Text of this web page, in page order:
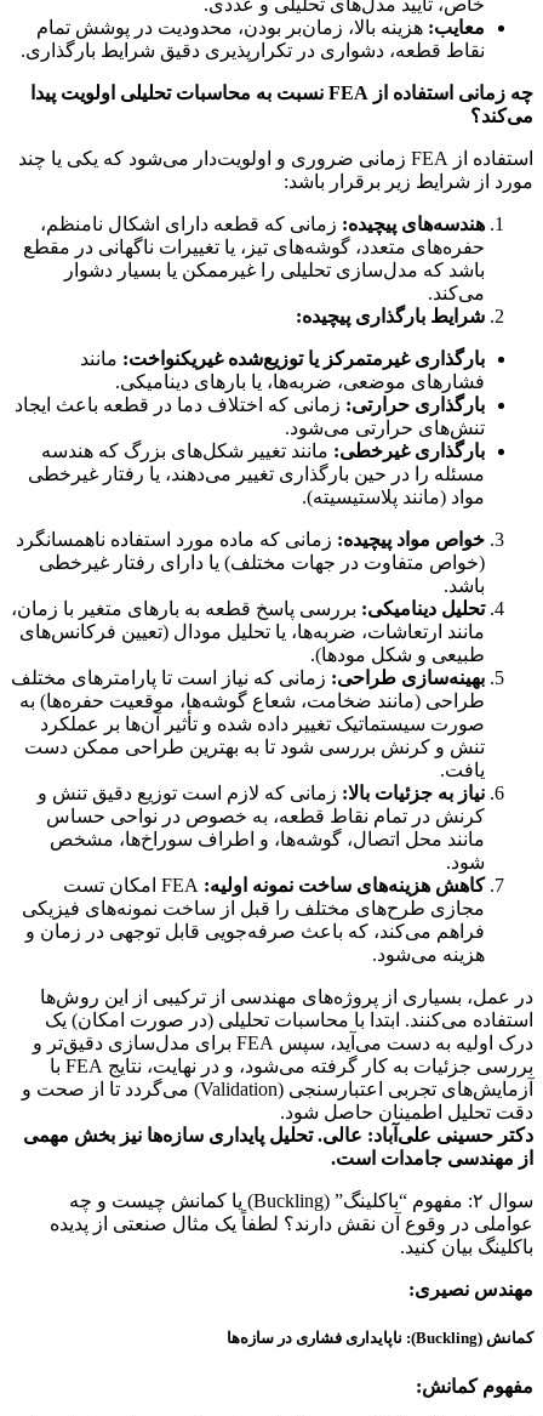
خاص، تأیید مدل‌های تحلیلی و عددی.
معایب: هزینه بالا، زمان‌بر بودن، محدودیت در پوشش تمام
نقاط قطعه، دشواری در تکرارپذیری دقیق شرایط بارگذاری.
چه زمانی استفاده از FEA نسبت به محاسبات تحلیلی اولویت پیدا
می‌کند؟
استفاده از FEA زمانی ضروری و اولویت‌دار می‌شود که یکی یا چند
مورد از شرایط زیر برقرار باشد:
هندسه‌های پیچیده: زمانی که قطعه دارای اشکال نامنظم،
حفره‌های متعدد، گوشه‌های تیز، یا تغییرات ناگهانی در مقطع
باشد که مدل‌سازی تحلیلی را غیرممکن یا بسیار دشوار
می‌کند.
شرایط بارگذاری پیچیده:
بارگذاری غیرمتمرکز یا توزیع‌شده غیریکنواخت: مانند
فشارهای موضعی، ضربه‌ها، یا بارهای دینامیکی.
بارگذاری حرارتی: زمانی که اختلاف دما در قطعه باعث ایجاد
تنش‌های حرارتی می‌شود.
بارگذاری غیرخطی: مانند تغییر شکل‌های بزرگ که هندسه
مسئله را در حین بارگذاری تغییر می‌دهند، یا رفتار غیرخطی
مواد (مانند پلاستیسیته).
خواص مواد پیچیده: زمانی که ماده مورد استفاده ناهمسانگرد
(خواص متفاوت در جهات مختلف) یا دارای رفتار غیرخطی
باشد.
تحلیل دینامیکی: بررسی پاسخ قطعه به بارهای متغیر با زمان،
مانند ارتعاشات، ضربه‌ها، یا تحلیل مودال (تعیین فرکانس‌های
طبیعی و شکل مودها).
بهینه‌سازی طراحی: زمانی که نیاز است تا پارامترهای مختلف
طراحی (مانند ضخامت، شعاع گوشه‌ها، موقعیت حفره‌ها) به
صورت سیستماتیک تغییر داده شده و تأثیر آن‌ها بر عملکرد
تنش و کرنش بررسی شود تا به بهترین طراحی ممکن دست
یافت.
نیاز به جزئیات بالا: زمانی که لازم است توزیع دقیق تنش و
کرنش در تمام نقاط قطعه، به خصوص در نواحی حساس
مانند محل اتصال، گوشه‌ها، و اطراف سوراخ‌ها، مشخص
شود.
کاهش هزینه‌های ساخت نمونه اولیه:
FEA امکان تست
مجازی طرح‌های مختلف را قبل از ساخت نمونه‌های فیزیکی
فراهم می‌کند، که باعث صرفه‌جویی قابل توجهی در زمان و
هزینه می‌شود.
در عمل، بسیاری از پروژه‌های مهندسی از ترکیبی از این روش‌ها
استفاده می‌کنند. ابتدا با محاسبات تحلیلی (در صورت امکان) یک
درک اولیه به دست می‌آید، سپس FEA برای مدل‌سازی دقیق‌تر و
بررسی جزئیات به کار گرفته می‌شود، و در نهایت، نتایج FEA با
آزمایش‌های تجربی اعتبارسنجی (Validation) می‌گردد تا از صحت و
دقت تحلیل اطمینان حاصل شود.
دکتر حسینی علی‌آباد: عالی. تحلیل پایداری سازه‌ها نیز بخش مهمی
از مهندسی جامدات است.
سوال ۲: مفهوم “باکلینگ” (Buckling) یا کمانش چیست و چه
عواملی در وقوع آن نقش دارند؟ لطفاً یک مثال صنعتی از پدیده
باکلینگ بیان کنید.
مهندس نصیری:
کمانش (Buckling): ناپایداری فشاری در سازه‌ها
مفهوم کمانش: